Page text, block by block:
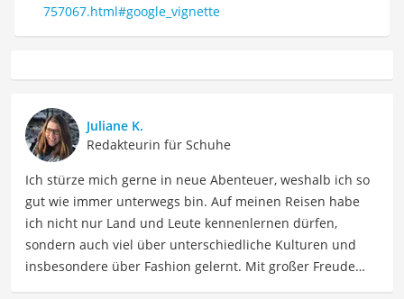
757067.html#google_vignette
Juliane K.
Redakteurin für Schuhe
Ich stürze mich gerne in neue Abenteuer, weshalb ich so
gut wie immer unterwegs bin. Auf meinen Reisen habe
ich nicht nur Land und Leute kennenlernen dürfen,
sondern auch viel über unterschiedliche Kulturen und
insbesondere über Fashion gelernt. Mit großer Freude